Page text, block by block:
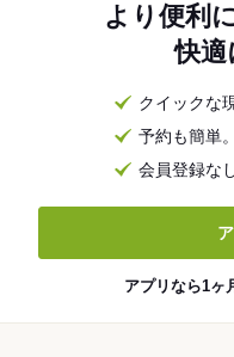
より便利
快適
クイックな
予約も簡単
会員登録な
アプリなら1ヶ